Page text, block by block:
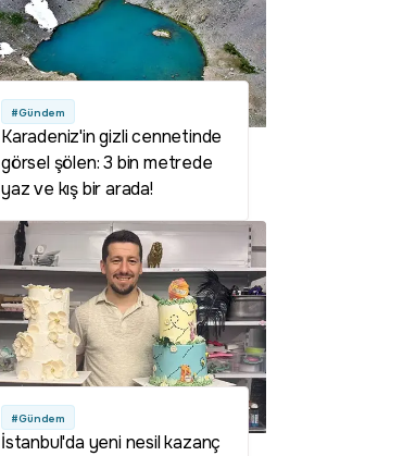
#Gündem
Karadeniz'in gizli cennetinde
görsel şölen: 3 bin metrede
yaz ve kış bir arada!
#Gündem
İstanbul'da yeni nesil kazanç